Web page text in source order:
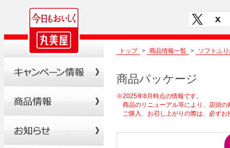
トップ > 商品情報一覧 > ソフトふ
商品パッケージ
※2025年8月時点の情報です。
商品のリニューアル等により、店頭の
ご購入、お召し上がりの際は、必ずお